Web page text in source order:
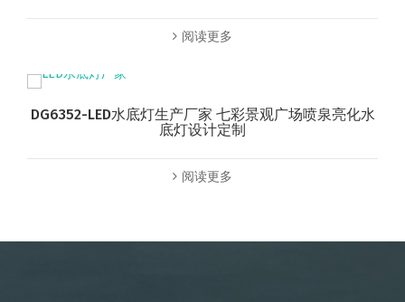
阅读更多
DG6352-LED水底灯生产厂家 七彩景观广场喷泉亮化水
底灯设计定制
阅读更多